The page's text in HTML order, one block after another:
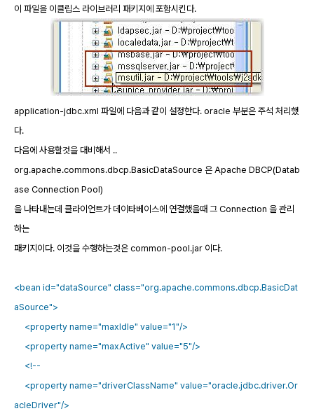
이 파일을 이클립스 라이브러리 패키지에 포함시킨다.
application-jdbc.xml 파일에 다음과 같이 설정한다. oracle 부분은 주석 처리했
다.
다음에 사용할것을 대비해서 ..
org.apache.commons.dbcp.BasicDataSource 은 Apache DBCP(Datab
ase Connection Pool)
을 나타내는데 클라이언트가 데이타베이스에 연결했을때 그 Connection 을 관리
하는
패키지이다. 이것을 수행하는것은 common-pool.jar 이다.
<bean id="dataSource" class="org.apache.commons.dbcp.BasicDat
aSource">
<property name="maxIdle" value="1"/>
<property name="maxActive" value="5"/>
<!--
<property name="driverClassName" value="oracle.jdbc.driver.Or
acleDriver"/>